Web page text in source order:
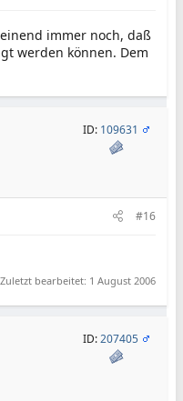
immer noch, daß
werden können. Dem
ID: 109631
#16
Zuletzt bearbeitet: 1 August 2006
ID:207405